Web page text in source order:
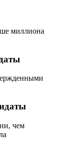
миллиона
чем